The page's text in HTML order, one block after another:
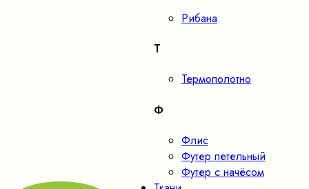
Рибана
Т
Термополотно
Ф
Флис
Футер петельный
Футер с начёсом